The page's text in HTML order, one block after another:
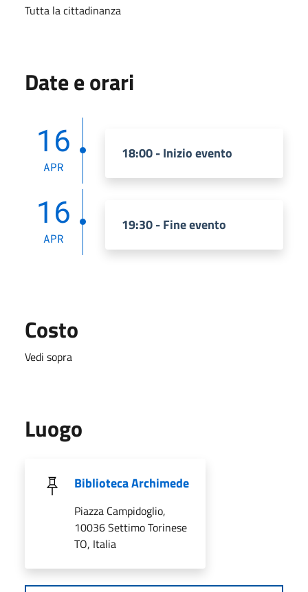
Tutta la cittadinanza
Date e orari
16
APR
18:00 - Inizio evento
16
APR
19:30 - Fine evento
Costo
Vedi sopra
Luogo
Biblioteca Archimede
Piazza Campidoglio,
10036 Settimo Torinese
TO, Italia